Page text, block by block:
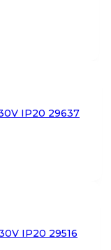
IP20 29637
IP20 29516